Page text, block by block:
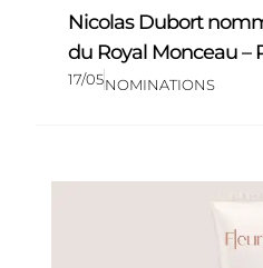
Nicolas Dubort
du Royal Monceau –
17/05NOMINATIONS